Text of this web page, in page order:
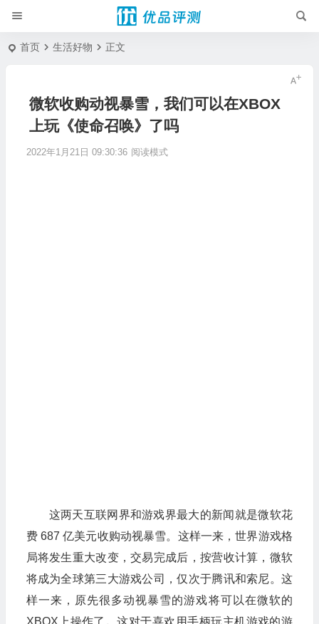
首页 生活好物 正文
微软收购动视暴雪，我们可以在XBOX
上玩《使命召唤》了吗
2022年1月21日 09:30:36 阅读模式
这两天互联网界和游戏界最大的新闻就是微软花
费 687 亿美元收购动视暴雪。这样一来，世界游戏格
局将发生重大改变，交易完成后，按营收计算，微软
将成为全球第三大游戏公司，仅次于腾讯和索尼。这
样一来，原先很多动视暴雪的游戏将可以在微软的
XBOX上操作了。这对于喜欢用手柄玩主机游戏的游